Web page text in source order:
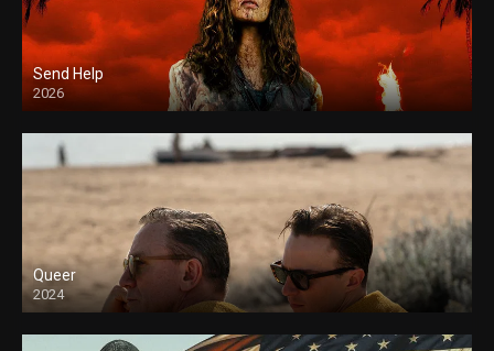
Send Help
2026
Queer
2024